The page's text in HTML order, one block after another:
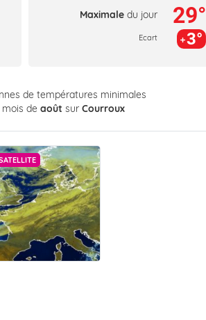
Maximale du jour
Ecart
29°
3°
de températures minimales
de août sur Courroux